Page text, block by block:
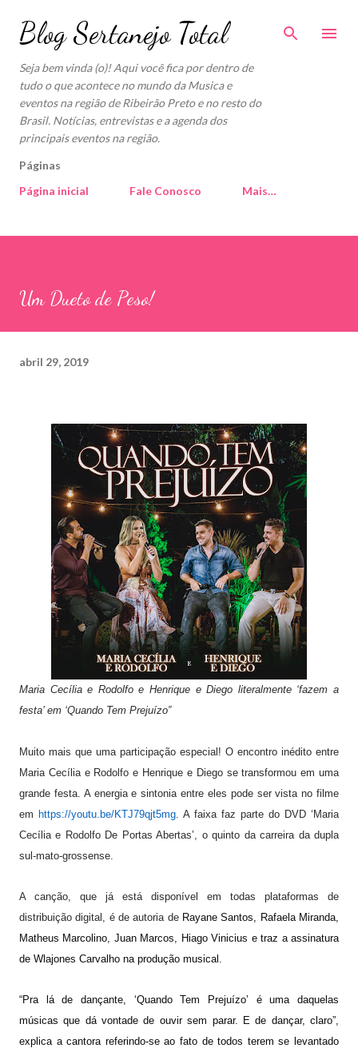
Pular para o conteúdo principal
Blog Sertanejo Total
Seja bem vinda (o)! Aqui você fica por dentro de
tudo o que acontece no mundo da Musica e
eventos na região de Ribeirão Preto e no resto do
Brasil. Notícias, entrevistas e a agenda dos
principais eventos na região.
Páginas
Página inicial
Fale Conosco Mais…
Um Dueto de Peso!
abril 29, 2019
Maria Cecília e Rodolfo e Henrique e Diego literalmente ‘fazem a
festa’ em ‘Quando Tem Prejuízo”
Muito mais que uma participação especial! O encontro inédito entre
Maria Cecília e Rodolfo e Henrique e Diego se transformou em uma
grande festa. A energia e sintonia entre eles pode ser vista no filme
em https://youtu.be/KTJ79qjt5mg. A faixa faz parte do DVD ‘Maria
Cecília e Rodolfo De Portas Abertas’, o quinto da carreira da dupla
sul-mato-grossense.
A canção, que já está disponível em todas plataformas de
distribuição digital, é de autoria de Rayane Santos, Rafaela Miranda,
Matheus Marcolino, Juan Marcos, Hiago Vinicius e traz a assinatura
de Wlajones Carvalho na produção musical.
“Pra lá de dançante, ‘Quando Tem Prejuízo’ é uma daquelas
músicas que dá vontade de ouvir sem parar. E de dançar, claro”,
explica a cantora referindo-se ao fato de todos terem se levantado